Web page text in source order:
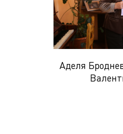
Аделя